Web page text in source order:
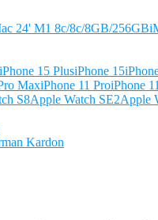
24' M1 8c/8c/8GB/256GB
iPhone 15 PlusiPhone 15
MaxiPhone 11 ProiPhone 11
S8Apple Watch SE2Apple
Kardon